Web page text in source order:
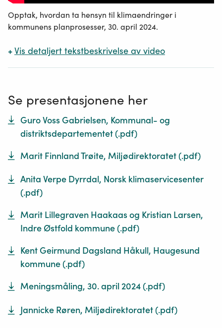
+Vis detaljert tekstbeskrivelse av video
Opptak, hvordan ta hensyn til klimaendringer i
kommunens planprosesser, 30. april 2024.
Se presentasjonene her
Guro Voss Gabrielsen, Kommunal- og
distriktsdepartementet (.pdf)
Marit Finnland Trøite, Miljødirektoratet (.pdf)
Anita Verpe Dyrrdal, Norsk klimaservicesenter
(.pdf)
Marit Lillegraven Haakaas og Kristian Larsen,
Indre Østfold kommune (.pdf)
Kent Geirmund Dagsland Håkull, Haugesund
kommune (.pdf)
Meningsmåling, 30. april 2024 (.pdf)
Jannicke Røren, Miljødirektoratet (.pdf)